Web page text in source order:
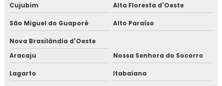
Cujubim Alta Floresta d'Oeste
São Miguel do Guaporé Alto Paraíso
Nova Brasilândia d'Oeste
Aracaju
Nossa Senhora do Socorro
Lagarto Itabaiana